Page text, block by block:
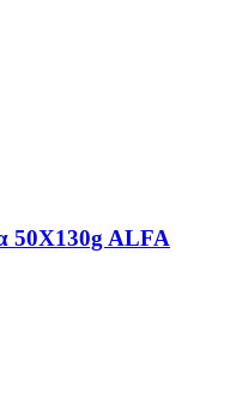
50X130g ALFA